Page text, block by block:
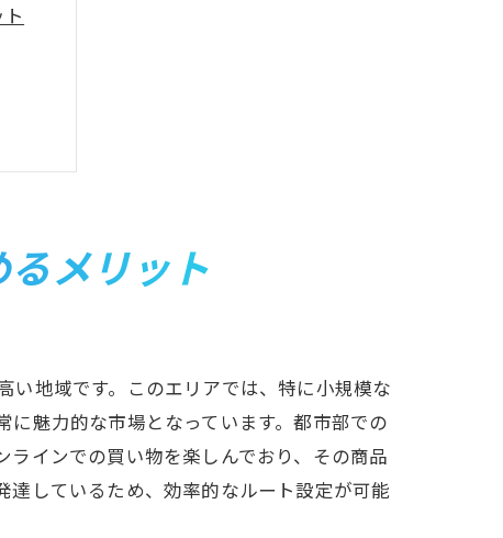
メリット
地域です。このエリアでは、特に小規模な
魅力的な市場となっています。都市部での
インでの買い物を楽しんでおり、その商品
しているため、効率的なルート設定が可能